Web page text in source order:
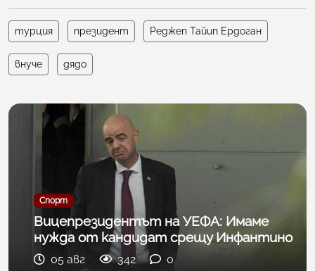
турция президент Реджеп Тайип Ердоган
внуче дядо
Спорт
Вицепрезидентът на УЕФА: Имаме
нужда от кандидат срещу Инфантино
05 авг 342 0